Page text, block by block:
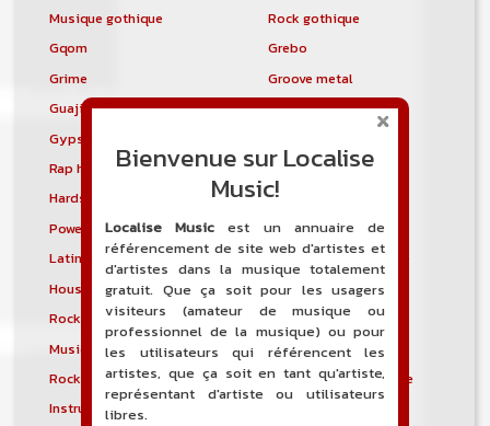
Musique gothique
Rock gothique
Gqom
Grebo
Grime
Groove metal
Guajira
Guaracha
Gypsy punk
Rap hardcore
Industrial hardcore
Hardstep
Hardstyle
Power noise
Heavenly voices
Latin metal
Musique hindoustanie
House progressive
Tropical house
Rock indépendant
Indietronica
Musique industrielle
Metal industriel
Rock industriel
Musique instrumentale
Instrumental
Bienvenue sur Localise
Music!
Localise Music est un annuaire de
référencement de site web d'artistes et
d'artistes dans la musique totalement
gratuit. Que ça soit pour les usagers
visiteurs (amateur de musique ou
professionnel de la musique) ou pour
les utilisateurs qui référencent les
artistes, que ça soit en tant qu'artiste,
représentant d'artiste ou utilisateurs
libres.